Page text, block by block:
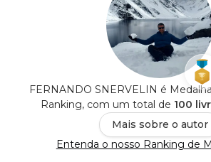
FERNANDO SNERVELIN é
Ranking, com um total de 100
Mais sobre o autor
Entenda o nosso Ranking de